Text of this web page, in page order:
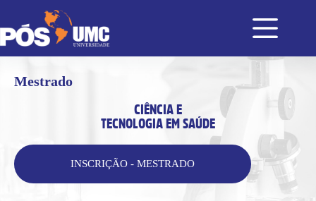
Mestrado
CIÊNCIA E
TECNOLOGIA EM SAÚDE
INSCRIÇÃO - MESTRADO